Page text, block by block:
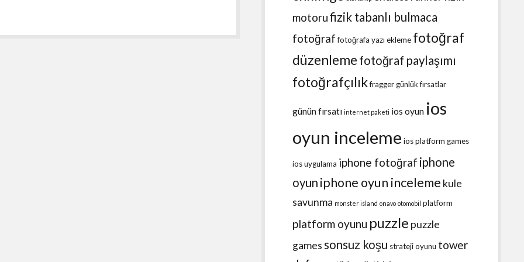
motorufizik tabanlı bulmaca
fotoğraf fotoğrafa yazı ekleme fotoğraf
düzenleme fotoğraf paylaşımı
fotoğrafçılıkfraggergünlük fırsatlar
günün fırsatı internet paketi ios oyun ios
oyun inceleme ios platform games
ios uygulama iphone fotoğraf iphone
oyun iphone oyun inceleme kule
savunma monster island onavo otomobil platform
platform oyunu puzzle puzzle
games sonsuz koşu strateji oyunu tower